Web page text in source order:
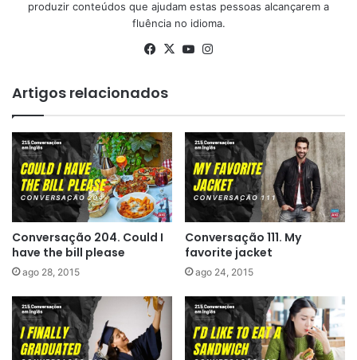
produzir conteúdos que ajudam estas pessoas alcançarem a
fluência no idioma.
Facebook
X YouTube
Artigos relacionados
Conversação 204. Could I
have the bill please
ago 28, 2015
Conversação 111. My
favorite jacket
ago 24, 2015